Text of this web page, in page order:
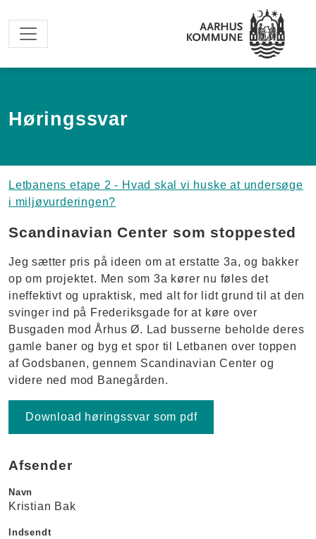
Høringssvar
Letbanens etape 2 - Hvad skal vi huske at undersøge
i miljøvurderingen?
Scandinavian Center som stoppested
Jeg sætter pris på ideen om at erstatte 3a, og bakker
op om projektet. Men som 3a kører nu føles det
ineffektivt og upraktisk, med alt for lidt grund til at den
svinger ind på Frederiksgade for at køre over
Busgaden mod Århus Ø. Lad busserne beholde deres
gamle baner og byg et spor til Letbanen over toppen
af Godsbanen, gennem Scandinavian Center og
videre ned mod Banegården.
Download høringssvar som pdf
Afsender
Navn
Kristian Bak
Indsendt